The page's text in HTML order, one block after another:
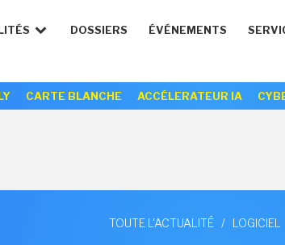
DOSSIERS ÉVÉNEMENTS
CARTE BLANCHE ACCÉLERATEUR IA
TOUTE L'ACTUALITÉ / LOGICIEL